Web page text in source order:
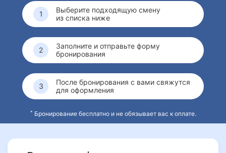
Выберите подходящую смену
из списка ниже
Заполните и отправьте форму
бронирования
После бронирования с вами свяжутся
для оформления
* Бронирование бесплатно и не обязывает вас к оплате.